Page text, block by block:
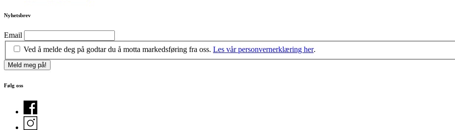
Nyhetsbrev
Email
Ved å melde deg på godtar du å motta markedsføring fra oss. Les vår personvernerklæring her.
Følg oss